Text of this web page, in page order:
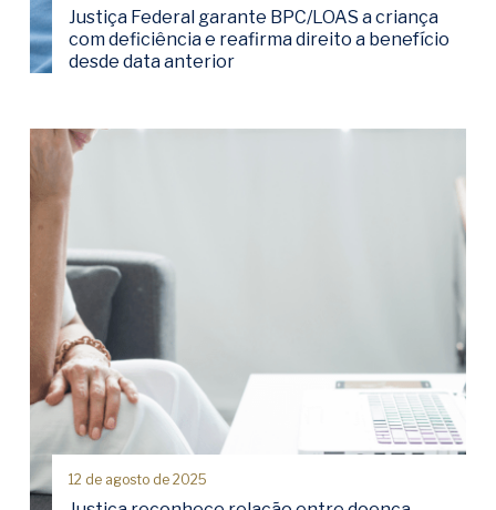
Justiça Federal garante BPC/LOAS a criança
com deficiência e reafirma direito a benefício
desde data anterior
12 de agosto de 2025